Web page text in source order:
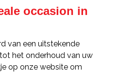
occasion in
van een uitstekende
het onderhoud van uw
op onze website om